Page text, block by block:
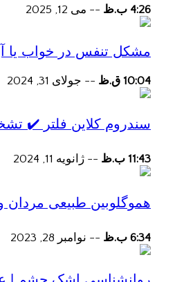
4:26 ب.ظ -- می 12, 2025
مشکل تنفس در خواب یا
10:04 ق.ظ -- جولای 31, 2024
سندروم کلاین فلتر ✔️
11:43 ب.ظ -- ژانویه 11, 2024
هموگلوبین طبیعی مردان
6:34 ب.ظ -- نوامبر 28, 2023